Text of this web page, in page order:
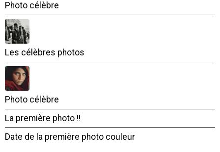
Photo célèbre
Les célèbres photos
Photo célèbre
La première photo !!
Date de la première photo couleur